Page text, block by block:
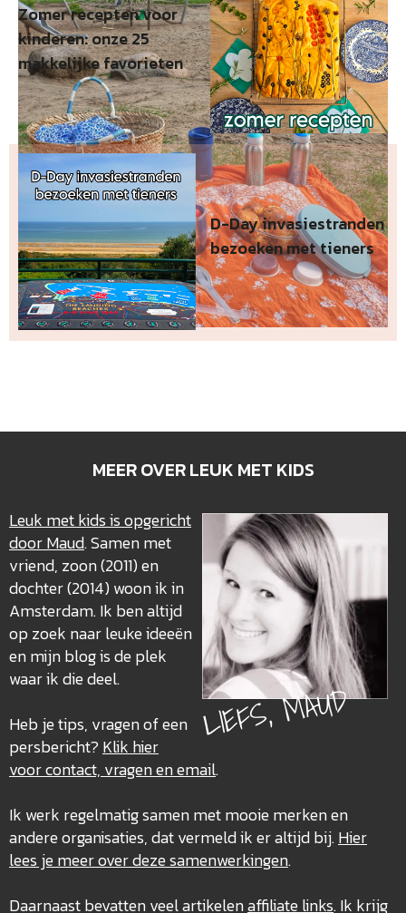
Zomer recepten voor
kinderen: onze 25
makkelijke favorieten
D-Day invasiestranden
bezoeken met tieners
MEER OVER LEUK MET KIDS
LIEFS, MAUD
Leuk met kids is opgericht
door Maud. Samen met
vriend, zoon (2011) en
dochter (2014) woon ik in
Amsterdam. Ik ben altijd
op zoek naar leuke ideeën
en mijn blog is de plek
waar ik die deel.
Heb je tips, vragen of een
persbericht?Klik hier
voor contact, vragen en email.
Ik werk regelmatig samen met mooie merken en
andere organisaties, dat vermeld ik er altijd bij.Hier
lees je meer over dezesamenwerkingen.
Daarnaast bevatten veel artikelenaffiliate links. Ik krijg